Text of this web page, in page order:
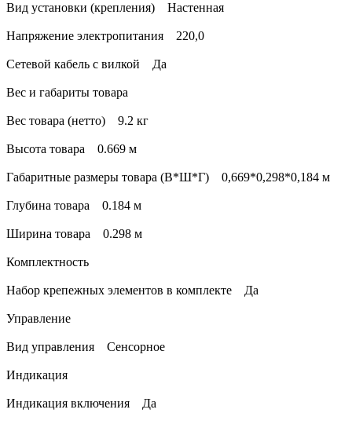
Вид установки (крепления) Настенная
Напряжение электропитания 220,0
Сетевой кабель с вилкой Да
Вес и габариты товара
Вес товара (нетто) 9.2 кг
Высота товара 0.669 м
Габаритные размеры товара (В*Ш*Г) 0,669*0,298*0,184 м
Глубина товара 0.184 м
Ширина товара 0.298 м
Комплектность
Набор крепежных элементов в комплекте Да
Управление
Вид управления Сенсорное
Индикация
Индикация включения Да